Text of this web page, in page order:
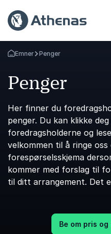
Gå tilbake til startsiden
Emner Penger
Penger
Her finner du
penger. Du kan klikke
foredragsholderne og
velkommen til å ringe
forespørselsskjema
kommer med forslag til
til ditt arrangement. Det
Be om pris